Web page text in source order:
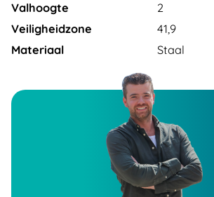
Valhoogte
2
Veiligheidzone
41,9
Materiaal
Staal